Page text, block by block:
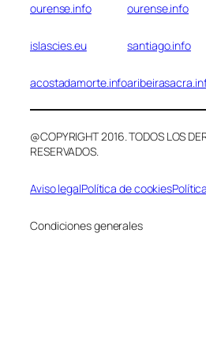
ourense.info ourense.info
islascies.eu santiago.info
acostadamorte.info
@COPYRIGHT 2016. TODOS LOS
RESERVADOS.
Aviso legalPolítica de cookies
Condiciones generales